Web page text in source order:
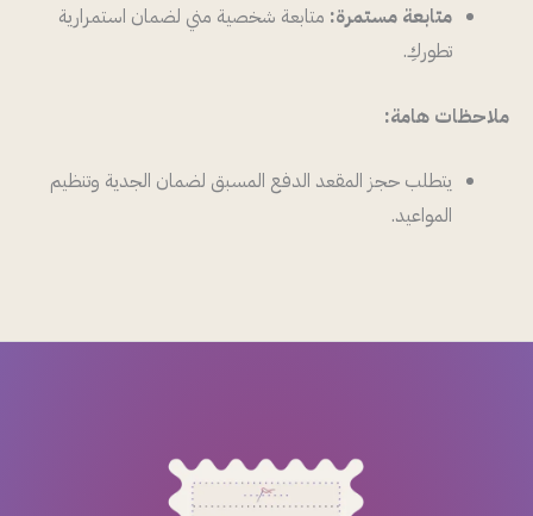
متابعة مستمرة: متابعة شخصية مني لضمان استمرارية
تطوركِ.
ملاحظات هامة:
يتطلب حجز المقعد الدفع المسبق لضمان الجدية وتنظيم
المواعيد.